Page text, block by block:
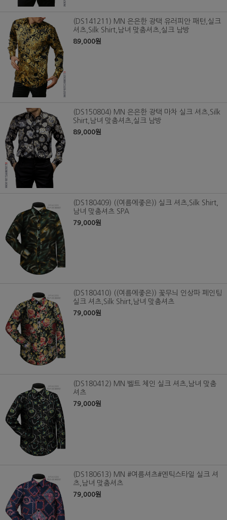
(DS141211) MN 은은한 광택 유러피안 패턴,실크
셔츠,Silk Shirt,남녀 맞춤셔츠,실크 남방
89,000원
(DS150804) MN 은은한 광택 마차 실크 셔츠,Silk
Shirt,남녀 맞춤셔츠,실크 남방
89,000원
(DS180409) ((여름에좋은)) 실크 셔츠,Silk Shirt,
남녀 맞춤셔츠 SPA
79,000원
(DS180410) ((여름에좋은)) 꽃무늬 인상파 페인팅
실크 셔츠,Silk Shirt,남녀 맞춤셔츠
79,000원
(DS180412) MN 벨트 체인 실크 셔츠,남녀 맞춤
셔츠
79,000원
(DS180613) MN #여름셔츠#엔틱스타일 실크 셔
츠,남녀 맞춤셔츠
79,000원